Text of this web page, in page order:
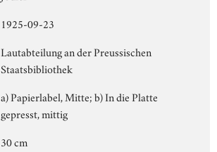
1925-09-23
Lautabteilung an der Preussischen
Staatsbibliothek
a) Papierlabel, Mitte; b) In die Platte
gepresst, mittig
30 cm